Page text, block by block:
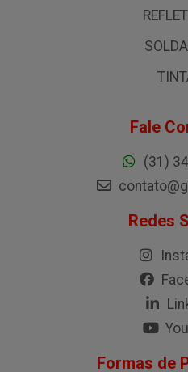
Fale
(31)
Redes
Formas de